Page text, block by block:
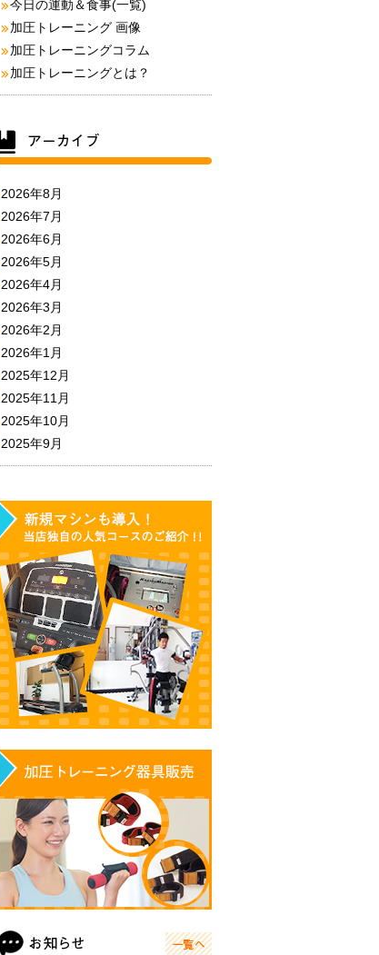
今日の運動＆食事(一覧)
加圧トレーニング 画像
加圧トレーニングコラム
加圧トレーニングとは？
2026年8月
2026年7月
2026年6月
2026年5月
2026年4月
2026年3月
2026年2月
2026年1月
2025年12月
2025年11月
2025年10月
2025年9月